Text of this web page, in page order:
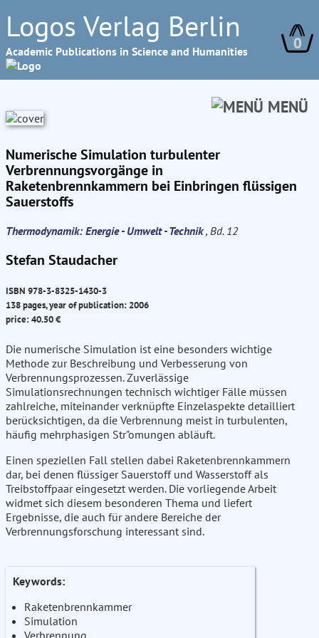
Logos Verlag Berlin
Academic Publications in Science and Humanities 0
MENÜ
Numerische Simulation turbulenter
Verbrennungsvorgänge in
Raketenbrennkammern bei Einbringen flüssigen
Sauerstoffs
Thermodynamik: Energie - Umwelt - Technik, Bd. 12
Stefan Staudacher
ISBN 978-3-8325-1430-3
138 pages, year of publication: 2006
price: 40.50 €
Die numerische Simulation ist eine besonders wichtige
Methode zur Beschreibung und Verbesserung von
Verbrennungsprozessen. Zuverlässige
Simulationsrechnungen technisch wichtiger Fälle müssen
zahlreiche, miteinander verknüpfte Einzelaspekte detailliert
berücksichtigen, da die Verbrennung meist in turbulenten,
häufig mehrphasigen Str"omungen abläuft.
Einen speziellen Fall stellen dabei Raketenbrennkammern
dar, bei denen flüssiger Sauerstoff und Wasserstoff als
Treibstoffpaar eingesetzt werden. Die vorliegende Arbeit
widmet sich diesem besonderen Thema und liefert
Ergebnisse, die auch für andere Bereiche der
Verbrennungsforschung interessant sind.
Keywords:
Raketenbrennkammer
Simulation